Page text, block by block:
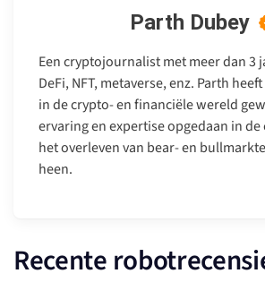
Parth Dubey
Een cryptojournalist met meer dan 3
DeFi, NFT, metaverse, enz. Parth
in de crypto- en financiële wereld
ervaring en expertise opgedaan in
het overleven van bear- en
heen.
Recente